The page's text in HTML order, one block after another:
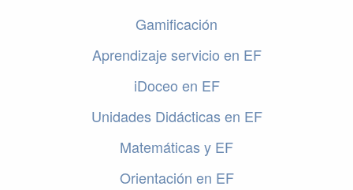
Gamificación
Aprendizaje servicio en EF
iDoceo en EF
Unidades Didácticas en EF
Matemáticas y EF
Orientación en EF